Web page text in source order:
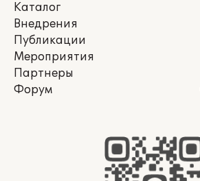
Каталог
Внедрения
Публикации
Мероприятия
Партнеры
Форум